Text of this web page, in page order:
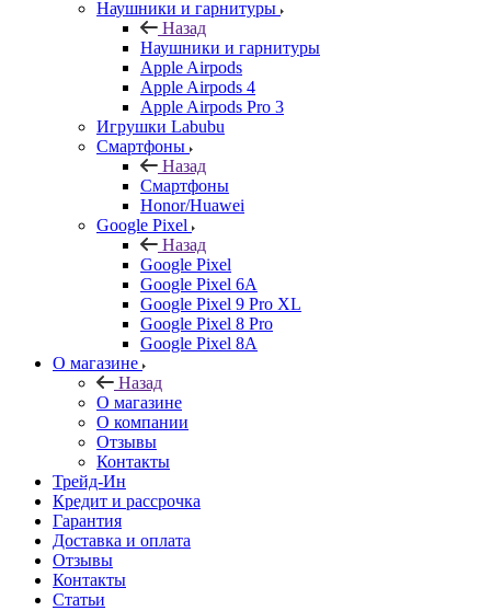
Наушники и гарнитуры
Назад
Наушники и гарнитуры
Apple Airpods
Apple Airpods 4
Apple Airpods Pro 3
Игрушки Labubu
Смартфоны
Назад
Смартфоны
Honor/Huawei
Google Pixel
Назад
Google Pixel
Google Pixel 6A
Google Pixel 9 Pro XL
Google Pixel 8 Pro
Google Pixel 8A
О магазине
Назад
О магазине
О компании
Отзывы
Контакты
Трейд-Ин
Кредит и рассрочка
Гарантия
Доставка и оплата
Отзывы
Контакты
Статьи